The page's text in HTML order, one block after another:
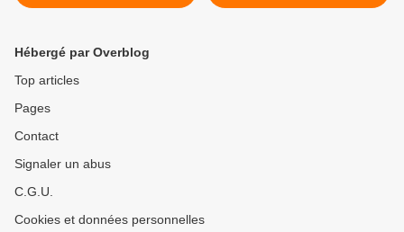
Hébergé par Overblog
Top articles
Pages
Contact
Signaler un abus
C.G.U.
Cookies et données personnelles